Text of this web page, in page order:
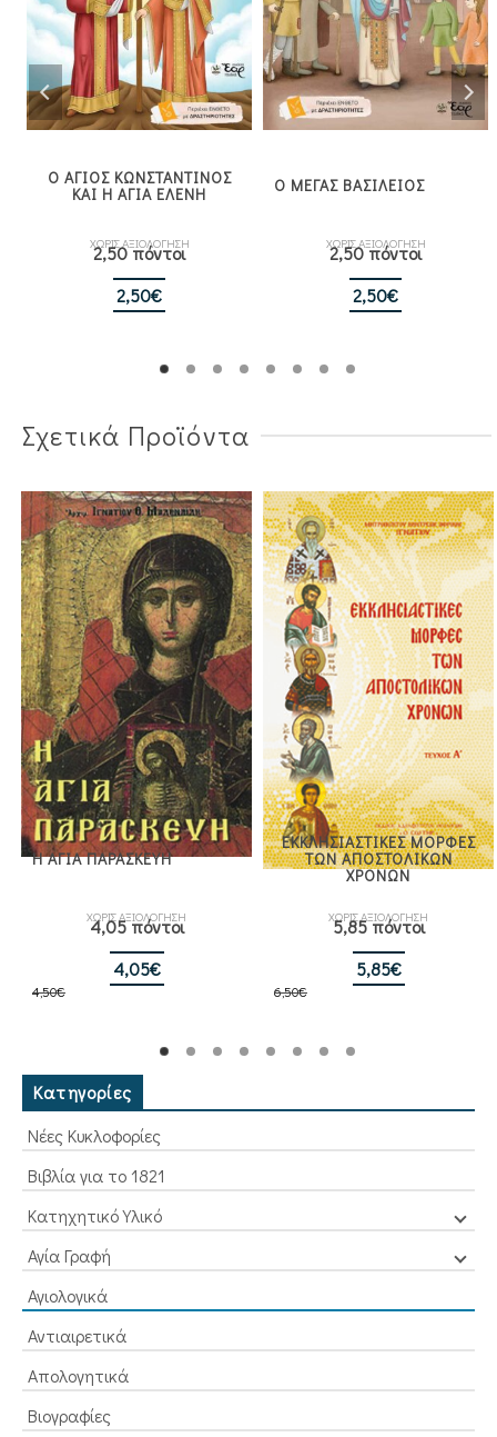
Ο ΑΓΙΟΣ ΚΩΝΣΤΑΝΤΙΝΟΣ
ΚΑΙ Η ΑΓΙΑ ΕΛΕΝΗ
ΧΩΡΙΣ ΑΞΙΟΛΟΓΗΣΗ
2,50 πόντοι
2,50€
Ο ΜΕΓΑΣ ΒΑΣΙΛΕΙΟΣ
ΧΩΡΙΣ ΑΞΙΟΛΟΓΗΣΗ
2,50 πόντοι
2,50€
Σχετικά Προϊόντα
Η ΑΓΙΑ ΠΑΡΑΣΚΕΥΗ
ΧΩΡΙΣ ΑΞΙΟΛΟΓΗΣΗ
4,05 πόντοι
4,50€
Original
4,50€.
4,05€
είναι:
ΕΚΚΛΗΣΙΑΣΤΙΚΕΣ ΜΟΡΦΕΣ
ΤΩΝ ΑΠΟΣΤΟΛΙΚΩΝ
ΧΡΟΝΩΝ
ΧΩΡΙΣ ΑΞΙΟΛΟΓΗΣΗ
5,85 πόντοι
6,50€
Original
6,50€.
5,85€
Κατηγορίες
Νέες Κυκλοφορίες
Βιβλία για το 1821
Κατηχητικό Υλικό
Αγία Γραφή
Αγιολογικά
Αντιαιρετικά
Απολογητικά
Βιογραφίες